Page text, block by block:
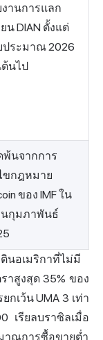
งานการแลก
น DIAN ตั้งแต่
ประมาณ 2026
ต้นไป
พ้นจากการ
ขกฎหมาย
ของ IMF ใน
นกุมภาพันธ์
ตินอเมริกาที่ไม่มี
าสูงสุด 35% ของ
กเว้น UMA 3 เท่า
เรียลบราซิลเมื่อ
าณการซื้อขายต่ำ